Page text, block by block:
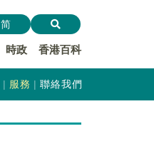
時政 香港百科
简
服務 聯絡我們